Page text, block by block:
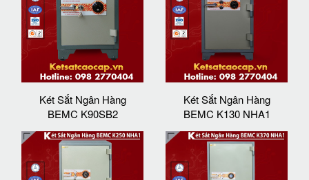
Két Sắt Ngân Hàng
BEMC K90SB2
Két Sắt Ngân Hàng
BEMC K130 NHA1